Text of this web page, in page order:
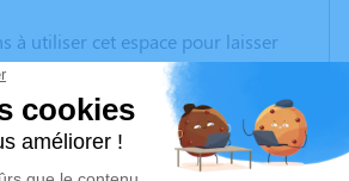
à utiliser cet espace pour laisser
partager des photos souvenirs, une
vos pensées à travers des
Cet endroit est un lieu
à honorer la mémoire de Joseph